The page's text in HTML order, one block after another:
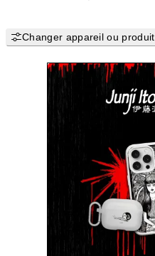
Changer appareil ou produit